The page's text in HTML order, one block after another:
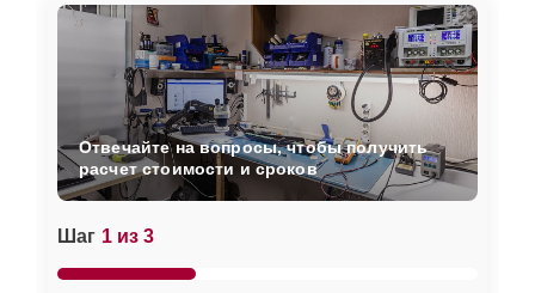
Шаг 1 из 3
Отвечайте на вопросы, чтобы получить
расчет стоимости и сроков